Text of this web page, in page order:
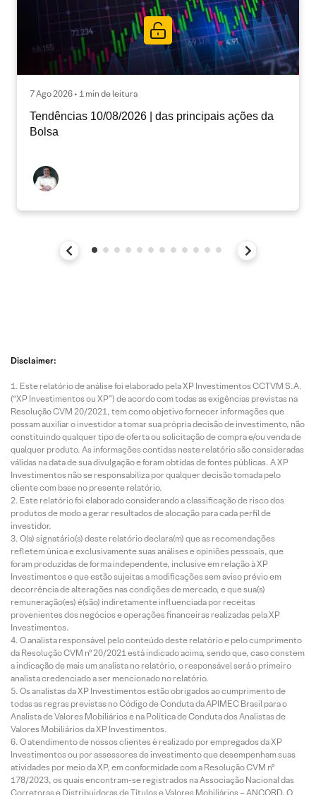
7 Ago 2026 • 1 min de leitura
Tendências 10/08/2026 | das principais ações da
Bolsa
Disclaimer:
Este relatório de análise foi elaborado pela XP Investimentos CCTVM S.A.
(“XP Investimentos ou XP”) de acordo com todas as exigências previstas na
Resolução CVM 20/2021, tem como objetivo fornecer informações que
possam auxiliar o investidor a tomar sua própria decisão de investimento, não
constituindo qualquer tipo de oferta ou solicitação de compra e/ou venda de
qualquer produto. As informações contidas neste relatório são consideradas
válidas na data de sua divulgação e foram obtidas de fontes públicas. A XP
Investimentos não se responsabiliza por qualquer decisão tomada pelo
cliente com base no presente relatório.
Este relatório foi elaborado considerando a classificação de risco dos
produtos de modo a gerar resultados de alocação para cada perfil de
investidor.
O(s) signatário(s) deste relatório declara(m) que as recomendações
refletem única e exclusivamente suas análises e opiniões pessoais, que
foram produzidas de forma independente, inclusive em relação à XP
Investimentos e que estão sujeitas a modificações sem aviso prévio em
decorrência de alterações nas condições de mercado, e que sua(s)
remuneração(es) é(são) indiretamente influenciada por receitas
provenientes dos negócios e operações financeiras realizadas pela XP
Investimentos.
O analista responsável pelo conteúdo deste relatório e pelo cumprimento
da Resolução CVM nº 20/2021 está indicado acima, sendo que, caso constem
a indicação de mais um analista no relatório, o responsável será o primeiro
analista credenciado a ser mencionado no relatório.
Os analistas da XP Investimentos estão obrigados ao cumprimento de
todas as regras previstas no Código de Conduta da APIMEC Brasil para o
Analista de Valores Mobiliários e na Política de Conduta dos Analistas de
Valores Mobiliários da XP Investimentos.
O atendimento de nossos clientes é realizado por empregados da XP
Investimentos ou por assessores de investimento que desempenham suas
atividades por meio da XP, em conformidade com a Resolução CVM nº
178/2023, os quais encontram-se registrados na Associação Nacional das
Corretoras e Distribuidoras de Títulos e Valores Mobiliários – ANCORD. O